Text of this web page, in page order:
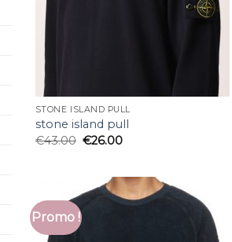
STONE ISLAND PULL
stone island pull
€43.00 €26.00
Promo !